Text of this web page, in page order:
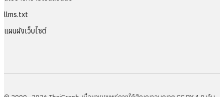
llms.txt
แผนผังเว็บไซต์